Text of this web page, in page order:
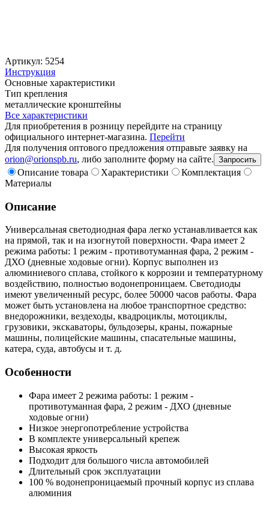
Артикул: 5254
Инструкция
Основные характеристики
Тип крепления
металлические кронштейны
Все характеристики
Для приобретения в розницу перейдите на страницу
официального интернет-магазина. Перейти
Для получения оптового предложения отправьте заявку на
orion@orionspb.ru, либо заполните форму на сайте. Запросить
Описание товара Характеристики
Комплектация
Материалы
Описание
Универсальная светодиодная фара легко устанавливается как
на прямой, так и на изогнутой поверхности. Фара имеет 2
режима работы: 1 режим - противотуманная фара, 2 режим -
ДХО (дневные ходовые огни). Корпус выполнен из
алюминиевого сплава, стойкого к коррозии и температурному
воздействию, полностью водонепроницаем. Светодиоды
имеют увеличенный ресурс, более 50000 часов работы. Фара
может быть установлена на любое транспортное средство:
внедорожники, вездеходы, квадроциклы, мотоциклы,
грузовики, экскаваторы, бульдозеры, краны, пожарные
машины, полицейские машины, спасательные машины,
катера, суда, автобусы и т. д.
Особенности
Фара имеет 2 режима работы: 1 режим -
противотуманная фара, 2 режим - ДХО (дневные
ходовые огни)
Низкое энергопотребление устройства
В комплекте универсальный крепеж
Высокая яркость
Подходит для большого числа автомобилей
Длительный срок эксплуатации
100 % водонепроницаемый прочный корпус из сплава
алюминия